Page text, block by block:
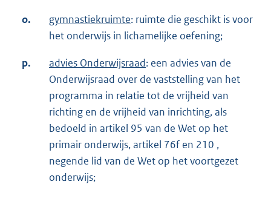
o. gymnastiekruimte: ruimte die geschikt is voor
het onderwijs in lichamelijke oefening;
p. advies Onderwijsraad: een advies van de
Onderwijsraad over de vaststelling van het
programma in relatie tot de vrijheid van
richting en de vrijheid van inrichting, als
bedoeld in artikel 95 van de Wet op het
primair onderwijs, artikel 76f en 210 ,
negende lid van de Wet op het voortgezet
onderwijs;